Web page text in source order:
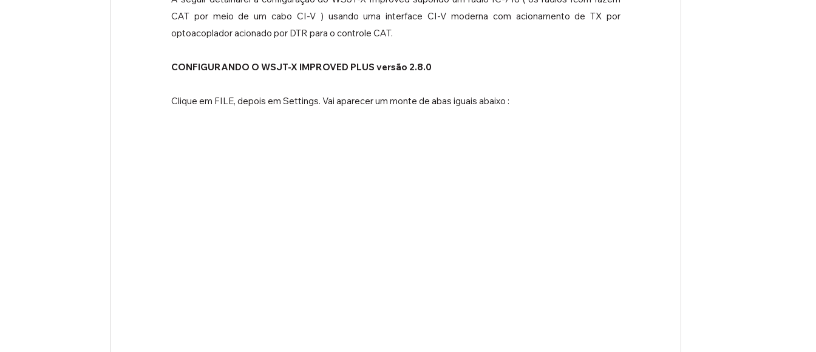
CAT por meio de um cabo CI-V ) usando uma interface CI-V moderna com acionamento de TX por
optoacoplador acionado por DTR para o controle CAT.
CONFIGURANDO O WSJT-X IMPROVED PLUS versão 2.8.0
Clique em FILE, depois em Settings. Vai aparecer um monte de abas iguais abaixo :